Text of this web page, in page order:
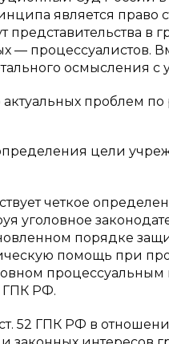
является право
представительства
— процессуалистов.
осмысления
проблем
цели
четкое
уголовное
порядке
помощь при
процессуальным
ГПК РФ.
52 ГПК РФ в